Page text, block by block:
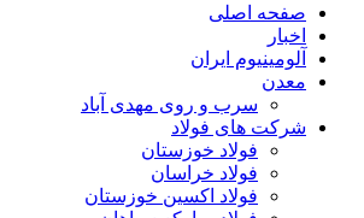
صفحه اصلی
اخبار
آلومینیوم ایران
معدن
سرب و روی مهدی آباد
شرکت های فولاد
فولاد خوزستان
فولاد خراسان
فولاد اکسین خوزستان